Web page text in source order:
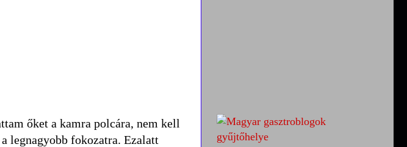
őket a kamra polcára, nem kell
legnagyobb fokozatra. Ezalatt